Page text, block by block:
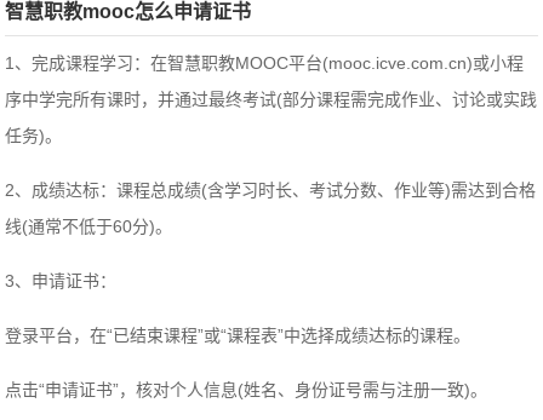
智慧职教mooc怎么申请证书
1、完成课程学习：在智慧职教MOOC平台(mooc.icve.com.cn)或小程
序中学完所有课时，并通过最终考试(部分课程需完成作业、讨论或实践
任务)。
2、成绩达标：课程总成绩(含学习时长、考试分数、作业等)需达到合格
线(通常不低于60分)。
3、申请证书：
登录平台，在“已结束课程”或“课程表”中选择成绩达标的课程。
点击“申请证书”，核对个人信息(姓名、身份证号需与注册一致)。